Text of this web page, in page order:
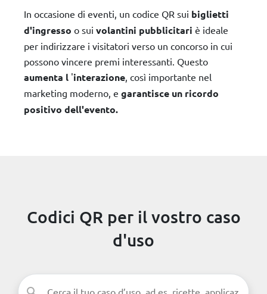
In occasione di eventi, un codice QR sui biglietti
d'ingresso o sui volantini pubblicitari è ideale
per indirizzare i visitatori verso un concorso in cui
possono vincere premi interessanti. Questo
aumenta l 'interazione , così importante nel
marketing moderno, e garantisce un ricordo
positivo dell'evento.
Codici QR per il vostro caso
d'uso